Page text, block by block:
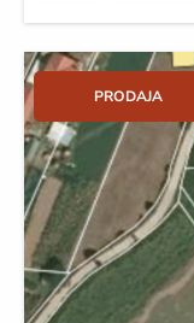
PRODAJA